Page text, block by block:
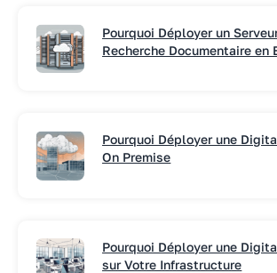
Pourquoi Déployer un
Recherche Documentaire en
Pourquoi Déployer une
On Premise
Pourquoi Déployer une
sur Votre Infrastructure